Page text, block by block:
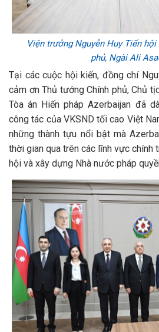
Viện trưởng Nguyễn Huy Tiến
phủ, Ngài Ali
Tại các cuộc hội kiến, đồng chí
cảm ơn Thủ tướng Chính phủ, Chủ
Tòa án Hiến pháp Azerbaijan đã
công tác của VKSND tối cao Việt
những thành tựu nổi bật mà
thời gian qua trên các lĩnh vực chính
hội và xây dựng Nhà nước pháp